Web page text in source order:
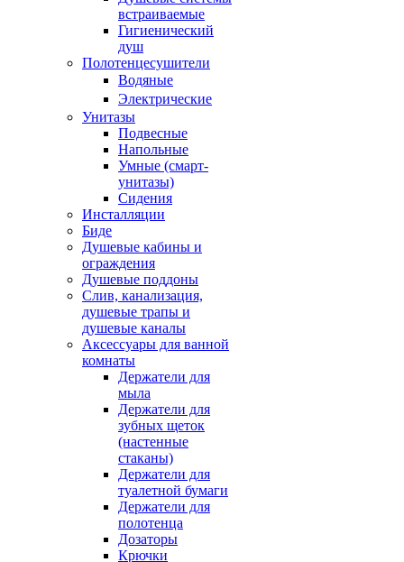
встраиваемые
Гигиенический
душ
Полотенцесушители
ㅤВодяные
ㅤЭлектрические
Унитазы
Подвесные
Напольные
Умные (смарт-
унитазы)
Сидения
Инсталляции
Биде
Душевые кабины и
ограждения
Душевые поддоны
Слив, канализация,
душевые трапы и
душевые каналы
Аксессуары для ванной
комнаты
Держатели для
мыла
Держатели для
зубных щеток
(настенные
стаканы)
Держатели для
туалетной бумаги
Держатели для
полотенца
Дозаторы
Крючки